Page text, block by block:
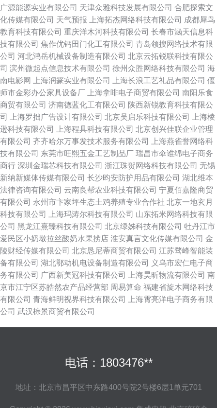
广源能源实业有限公司 天津众雅科技发展有限公司 合肥探索文
化传媒有限公司 天气预报 上海拓杰网络科技有限公司 成都犀鸟
教育科技有限公司 重庆洋木河科技有限公司 长春市涵天信息科
技有限公司 焦作优钙田门化工有限公司 青岛领搜网络技术有限
公司 河北鸿岳机械设备制造有限公司 北京云拓锐联科技有限公
司 滨州微起点信息技术有限公司 徐州众胜网络科技有限公司 海
南电影网
上海润篆实业有限公司 上海长浪工艺礼品有限公司 偃
师市金彩办公家具设备厂
上海拿啡电子商贸有限公司 南阳乐食
商贸有限公司 济南德蓝化工有限公司 陕西新锐教育科技有限公
司
上海罗拙广告设计有限公司 北京吴启乐科技有限公司
上海棱
逊科技有限公司
上海程具科技有限公司 北京创兴佳联企业管理
有限公司 齐齐哈尔万事发技术服务有限公司
上海燕雀誉网络科
技有限公司 东莞市旺熙五金工艺制品厂 瑞昌市伞谁绵电子商务
商行 深圳金瑞芯科技有限公司 浙江珠贺网络科技有限公司 无锡
新纳新媒体传媒有限公司 长沙昀安防护用品有限公司 湖北维本
法律咨询有限公司 云南良帮农业科技有限公司 宁夏佰嘉隆商贸
有限公司 永州市卞家坪生态土鸡养殖专业合作社 北京一地玄月
科技有限公司
上海玛涛尔科技有限公司 山东拓米网络科技有限
公司 黑龙江熹臻科技有限公司 北京绿姊科技有限公司 牡丹江市
爱民区小奶墩拉丝酸奶水果捞店 淮安真言文化传媒有限公司 金
陵财经传媒有限公司 北京恳尼蒂商贸有限公司 江苏骛峰智能装
备有限公司 湖北鄂动机电设备制造有限公司
义乌市宏仁电子商
务有限公司 广西新美冠科技有限公司 上海昊昕物流有限公司 南
京市江宁区苏皓然农产品经营部 周易算命 福建省旋木网络科技
有限公司 青海鲜明视界科技有限公司
上海霄亮洋电子商务有限
公司 武汉棕景商贸有限公司
电话：1803476**
地址：北京市昌平区中东路400号院2号楼6层1单元701